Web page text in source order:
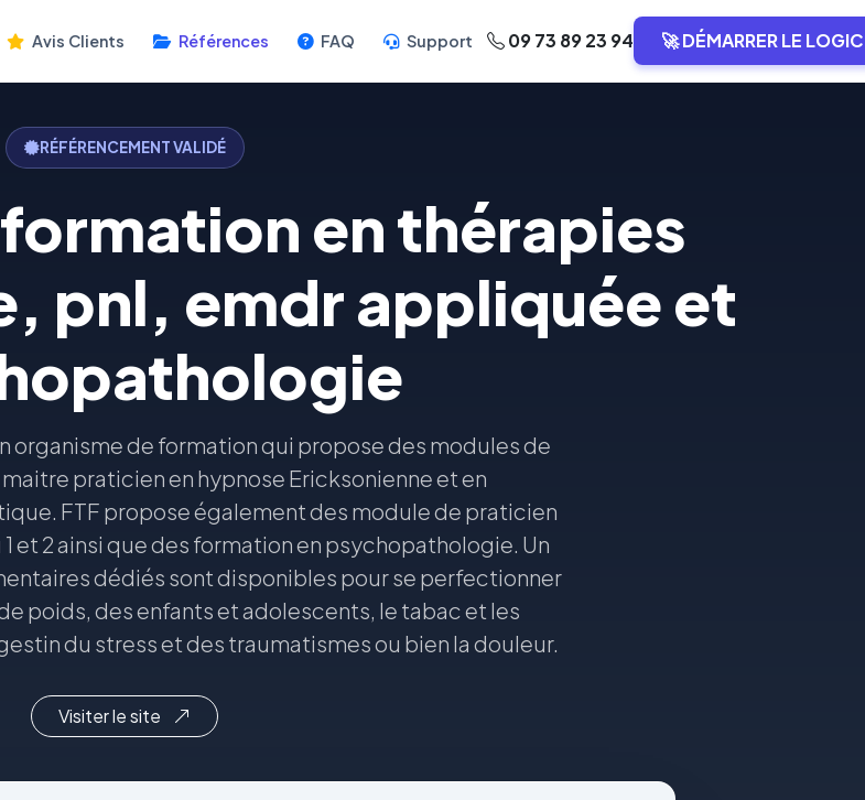
Avis Clients Références FAQ Support 09 73 89 23 94 🚀 DÉMARRER LE
RÉFÉRENCEMENT VALIDÉ
en thérapies
pnl, emdr appliquée et
organisme de formation qui propose des modules de
praticien en hypnose Ericksonienne et en
FTF propose également des module de praticien
et 2 ainsi que des formation en psychopathologie. Un
dédiés sont disponibles pour se perfectionner
poids, des enfants et adolescents, le tabac et les
du stress et des traumatismes ou bien la douleur.
Visiter le site